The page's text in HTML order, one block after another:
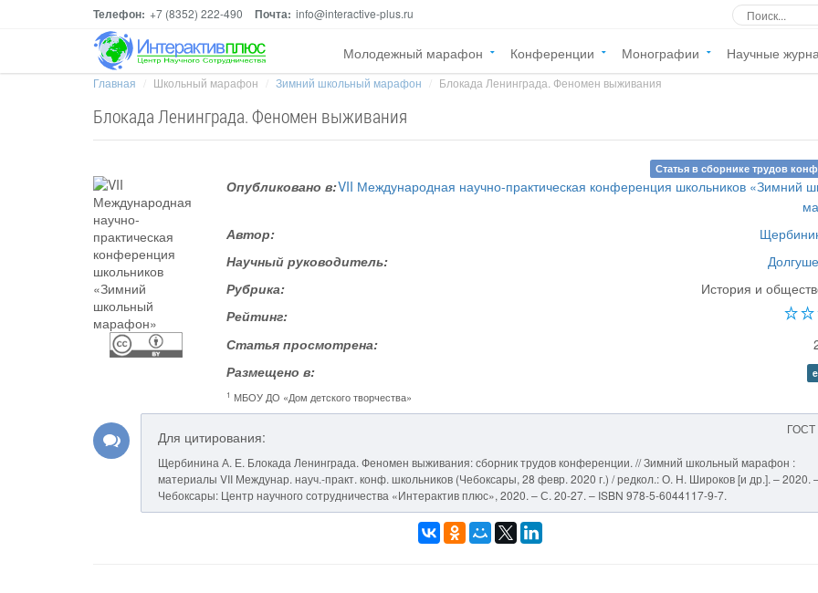
Телефон: +7 (8352) 222-490 Почта: info@interactive-plus.ru
Молодежный марафон Конференции Монографии Научные
Главная Школьный марафон Зимний школьный марафон Блокада Ленинграда. Феномен выживания
Блокада Ленинграда. Феномен выживания
Статья в сборнике трудов
Опубликовано в:VII Международная научно-практическая конференция школьников «Зимний
Автор:
Научный руководитель:
Рубрика:
История и
Рейтинг:
Статья просмотрена:
Размещено в:
1 МБОУ ДО «Дом детского творчества»
ГОСТ
Для цитирования:
Щербинина А. Е. Блокада Ленинграда. Феномен выживания: сборник трудов конференции. // Зимний школьный марафон :
материалы VII Междунар. науч.-практ. конф. школьников (Чебоксары, 28 февр. 2020 г.) / редкол.: О. Н. Широков [и др.]. – 2020.
Чебоксары: Центр научного сотрудничества «Интерактив плюс», 2020. – С. 20-27. – ISBN 978-5-6044117-9-7.